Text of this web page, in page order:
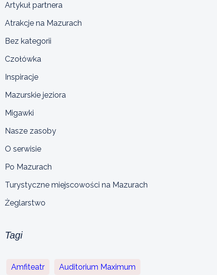
Artykuł partnera
Atrakcje na Mazurach
Bez kategorii
Czołówka
Inspiracje
Mazurskie jeziora
Migawki
Nasze zasoby
O serwisie
Po Mazurach
Turystyczne miejscowości na Mazurach
Żeglarstwo
Tagi
Amfiteatr Auditorium Maximum